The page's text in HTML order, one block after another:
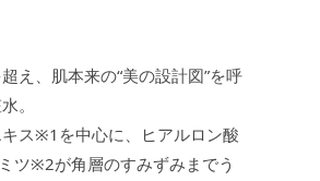
超え、肌本来の“美の設計図”を呼
。
ス※1を中心に、ヒアルロン酸
ツ※2が角層のすみずみまでう